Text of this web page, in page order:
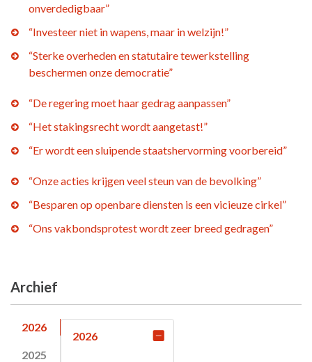
onverdedigbaar”
“Investeer niet in wapens, maar in welzijn!”
“Sterke overheden en statutaire tewerkstelling
beschermen onze democratie”
“De regering moet haar gedrag aanpassen”
“Het stakingsrecht wordt aangetast!”
“Er wordt een sluipende staatshervorming voorbereid”
“Onze acties krijgen veel steun van de bevolking”
“Besparen op openbare diensten is een vicieuze cirkel”
“Ons vakbondsprotest wordt zeer breed gedragen”
Archief
2026
2025
2026